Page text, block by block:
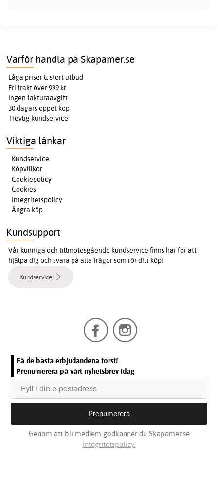
Varför handla på Skapamer.se
Låga priser & stort utbud
Fri frakt över 999 kr
Ingen fakturaavgift
30 dagars öppet köp
Trevlig kundservice
Viktiga länkar
Kundservice
Köpvillkor
Cookiepolicy
Cookies
Integritetspolicy
Ångra köp
Kundsupport
Vår kunniga och tillmötesgående kundservice finns här för att
hjälpa dig och svara på alla frågor som rör ditt köp!
Kundservice
Få de bästa erbjudandena först!
Prenumerera på vårt nyhetsbrev idag
Genom att bli medlem godkänner du Skapamer.se
Integritetspolicy.